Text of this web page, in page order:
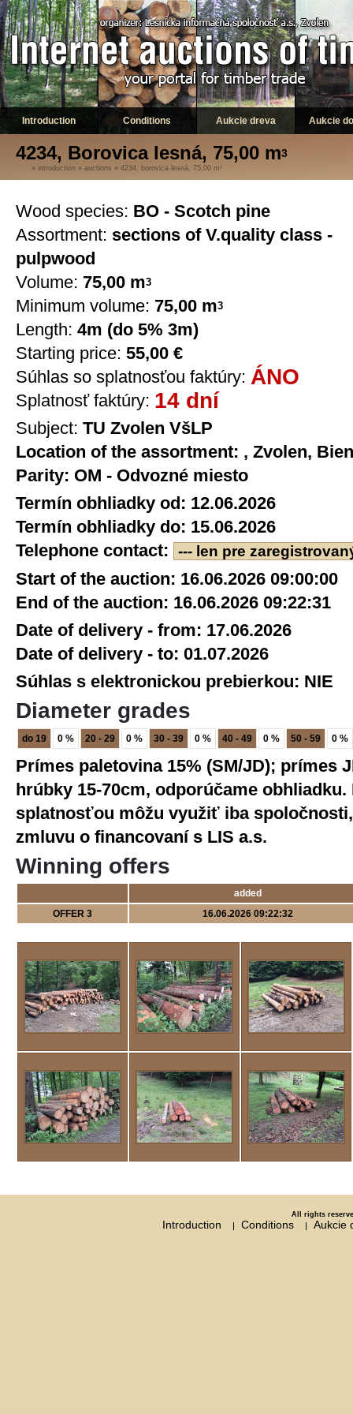
Introduction Conditions Aukcie dreva Aukcie
4234, Borovica lesná, 75,00 m3
» introduction » auctions » 4234, borovica lesná, 75,00 m 3
Wood species: BO - Scotch pine
Assortment: sections of V.quality class -
pulpwood
Volume: 75,00 m3
Minimum volume: 75,00 m3
Length: 4m (do 5% 3m)
Starting price: 55,00 €
Súhlas so splatnosťou faktúry: ÁNO
Splatnosť faktúry: 14 dní
Subject: TU Zvolen VšLP
Location of the assortment: , Zvolen,
Parity: OM - Odvozné miesto
Termín obhliadky od: 12.06.2026
Termín obhliadky do: 15.06.2026
Telephone contact:
--- len pre
Start of the auction: 16.06.2026 09:00:00
End of the auction: 16.06.2026 09:22:31
Date of delivery - from: 17.06.2026
Date of delivery - to: 01.07.2026
Súhlas s elektronickou prebierkou: NIE
Diameter grades
do 19 0 % 20 - 29 0 % 30 - 39 0 % 40 - 49 0 % 50 - 59 0 %
Prímes paletovina 15% (SM/JD); prímes
hrúbky 15-70cm, odporúčame
splatnosťou môžu využiť iba
zmluvu o financovaní s LIS a.s.
Winning offers
added
OFFER 3
16.06.2026 09:22:32
All rights
Introduction Conditions Aukcie